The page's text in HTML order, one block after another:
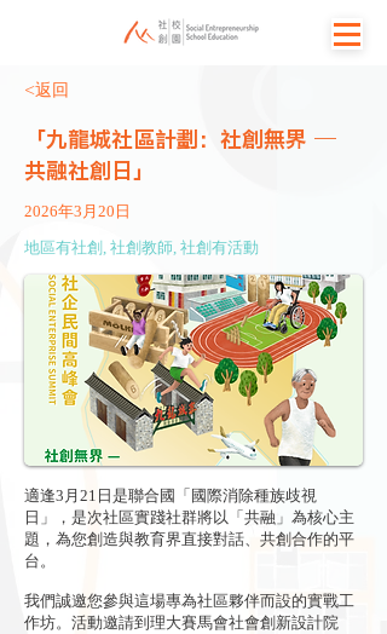
<返回
「九龍城社區計劃：社創無界 —
共融社創日」
2026年3月20日
地區有社創, 社創教師, 社創有活動
適逢3月21日是聯合國「國際消除種族歧視
日」，是次社區實踐社群將以「共融」為核心主
題，為您創造與教育界直接對話、共創合作的平
台。
我們誠邀您參與這場專為社區夥伴而設的實戰工
作坊。活動邀請到理大賽馬會社會創新設計院